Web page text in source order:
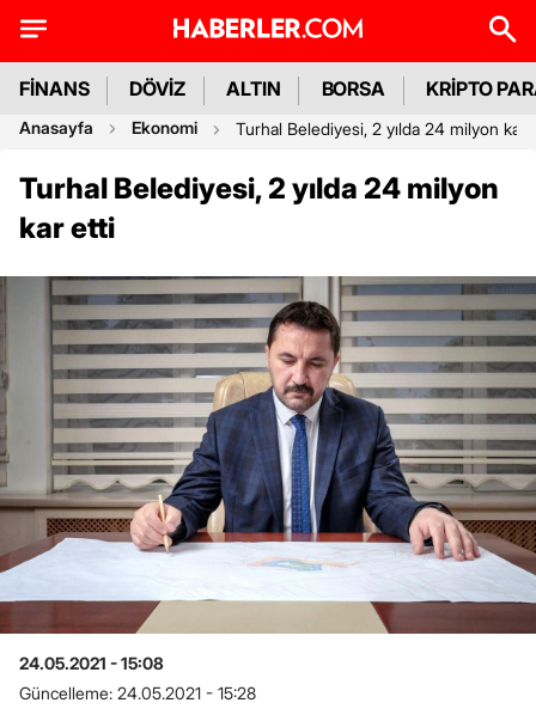
FİNANS DÖVİZ ALTIN BORSA KRİPTO
Anasayfa Ekonomi Turhal Belediyesi, 2 yılda 24 milyon kar
Turhal Belediyesi, 2 yılda 24 milyon
kar etti
24.05.2021 - 15:08
Güncelleme: 24.05.2021 - 15:28